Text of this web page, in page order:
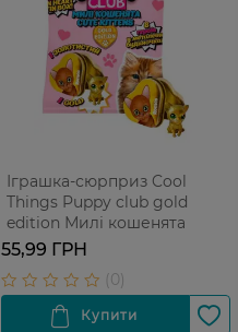
Іграшка-сюрприз Cool
Things Puppy club gold
edition Милі кошенята
55,99 ГРН